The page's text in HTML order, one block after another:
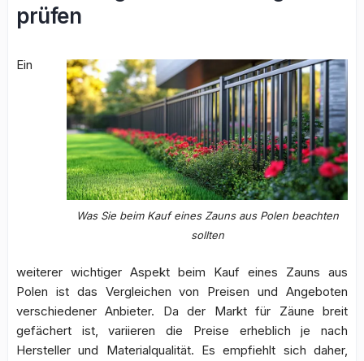
prüfen
Was Sie beim Kauf eines Zauns aus Polen beachten
sollten
Ein
weiterer wichtiger Aspekt beim Kauf eines Zauns aus
Polen ist das Vergleichen von Preisen und Angeboten
verschiedener Anbieter. Da der Markt für Zäune breit
gefächert ist, variieren die Preise erheblich je nach
Hersteller und Materialqualität. Es empfiehlt sich daher,